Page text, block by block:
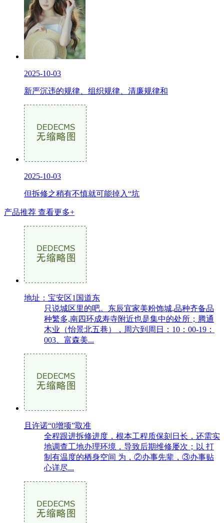
2025-10-03
新严沉违的规律、组织规律、清廉规律和
2025-10-03
但拆修之稍有不慎就可能掉入“坑
产品推荐 查看更多+
地址：宝安区1国道东
只说城区里的吧。东辰宜家美粉饰城,品种齐备品
种繁多,南四环成寿寺附近也是集中的处所；腾通
木业（怡景北五巷），周六到周日：10：00-19：
003、富森美...
且许诺“0增项”取准
全程跟进拆修进度，根本工程质保刻日长，还需实
地调查工地办理环境，导致后期维修屡次；以 打
制有温度的栖身空间 为，②办事先辈，③办事贴
心详尽...